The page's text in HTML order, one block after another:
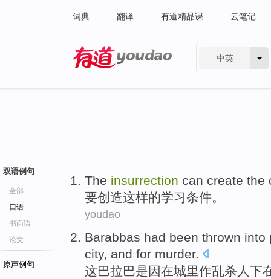
词典 翻译 有道精品课 云笔记
中英
双语例句
全部
口语
书面语
论文
原声例句
The insurrection can create the
要创造这样的学习条件。
youdao
Barabbas had been thrown into
city, and for murder.
这巴拉巴是因在城里作乱杀人下